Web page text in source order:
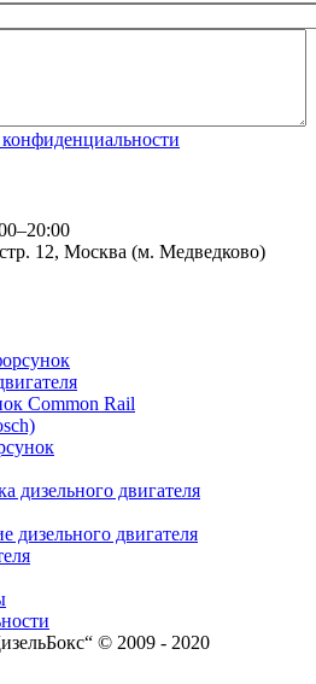
*
12, Москва (м. Медведково)
Common Rail
дизельного двигателя
дизельного двигателя
© 2009 - 2020